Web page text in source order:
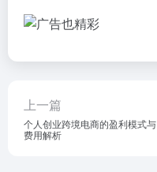
上一篇
个人创业跨境电商的盈利模式与
费用解析